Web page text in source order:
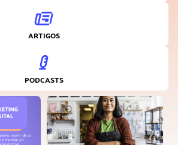
ARTIGOS
PODCASTS